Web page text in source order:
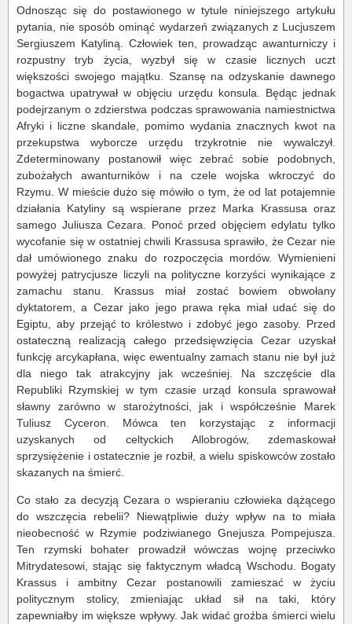
Odnosząc się do postawionego w tytule niniejszego artykułu
pytania, nie sposób ominąć wydarzeń związanych z Lucjuszem
Sergiuszem Katyliną. Człowiek ten, prowadząc awanturniczy i
rozpustny tryb życia, wyzbył się w czasie licznych uczt
większości swojego majątku. Szansę na odzyskanie dawnego
bogactwa upatrywał w objęciu urzędu konsula. Będąc jednak
podejrzanym o zdzierstwa podczas sprawowania namiestnictwa
Afryki i liczne skandale, pomimo wydania znacznych kwot na
przekupstwa wyborcze urzędu trzykrotnie nie wywalczył.
Zdeterminowany postanowił więc zebrać sobie podobnych,
zubożałych awanturników i na czele wojska wkroczyć do
Rzymu. W mieście dużo się mówiło o tym, że od lat potajemnie
działania Katyliny są wspierane przez Marka Krassusa oraz
samego Juliusza Cezara. Ponoć przed objęciem edylatu tylko
wycofanie się w ostatniej chwili Krassusa sprawiło, że Cezar nie
dał umówionego znaku do rozpoczęcia mordów. Wymienieni
powyżej patrycjusze liczyli na polityczne korzyści wynikające z
zamachu stanu. Krassus miał zostać bowiem obwołany
dyktatorem, a Cezar jako jego prawa ręka miał udać się do
Egiptu, aby przejąć to królestwo i zdobyć jego zasoby. Przed
ostateczną realizacją całego przedsięwzięcia Cezar uzyskał
funkcję arcykapłana, więc ewentualny zamach stanu nie był już
dla niego tak atrakcyjny jak wcześniej. Na szczęście dla
Republiki Rzymskiej w tym czasie urząd konsula sprawował
sławny zarówno w starożytności, jak i współcześnie Marek
Tuliusz Cyceron. Mówca ten korzystając z informacji
uzyskanych od celtyckich Allobrogów, zdemaskował
sprzysiężenie i ostatecznie je rozbił, a wielu spiskowców zostało
skazanych na śmierć.
Co stało za decyzją Cezara o wspieraniu człowieka dążącego
do wszczęcia rebelii? Niewątpliwie duży wpływ na to miała
nieobecność w Rzymie podziwianego Gnejusza Pompejusza.
Ten rzymski bohater prowadził wówczas wojnę przeciwko
Mitrydatesowi, stając się faktycznym władcą Wschodu. Bogaty
Krassus i ambitny Cezar postanowili zamieszać w życiu
politycznym stolicy, zmieniając układ sił na taki, który
zapewniałby im większe wpływy. Jak widać groźba śmierci wielu